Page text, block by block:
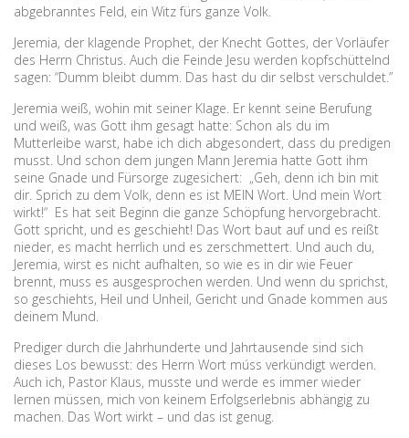
abgebranntes Feld, ein Witz fürs ganze Volk.
Jeremia, der klagende Prophet, der Knecht Gottes, der Vorläufer
des Herrn Christus. Auch die Feinde Jesu werden kopfschüttelnd
sagen: “Dumm bleibt dumm. Das hast du dir selbst verschuldet.”
Jeremia weiß, wohin mit seiner Klage. Er kennt seine Berufung
und weiß, was Gott ihm gesagt hatte: Schon als du im
Mutterleibe warst, habe ich dich abgesondert, dass du predigen
musst. Und schon dem jungen Mann Jeremia hatte Gott ihm
seine Gnade und Fürsorge zugesichert: „Geh, denn ich bin mit
dir. Sprich zu dem Volk, denn es ist MEIN Wort. Und mein Wort
wirkt!“ Es hat seit Beginn die ganze Schöpfung hervorgebracht.
Gott spricht, und es geschieht! Das Wort baut auf und es reißt
nieder, es macht herrlich und es zerschmettert. Und auch du,
Jeremia, wirst es nicht aufhalten, so wie es in dir wie Feuer
brennt, muss es ausgesprochen werden. Und wenn du sprichst,
so geschiehts, Heil und Unheil, Gericht und Gnade kommen aus
deinem Mund.
Prediger durch die Jahrhunderte und Jahrtausende sind sich
dieses Los bewusst: des Herrn Wort múss verkündigt werden.
Auch ich, Pastor Klaus, musste und werde es immer wieder
lernen müssen, mich von keinem Erfolgserlebnis abhängig zu
machen. Das Wort wirkt – und das ist genug.